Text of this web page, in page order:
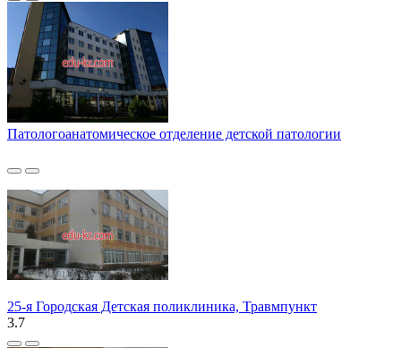
Патологоанатомическое отделение детской патологии
25-я Городская Детская поликлиника, Травмпункт
3.7